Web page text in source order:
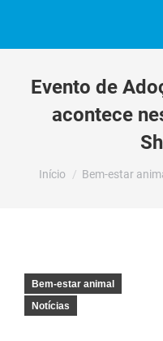
Evento de
acontece
Você está aqui:
Início Bem-estar
Bem-estar animal
Notícias